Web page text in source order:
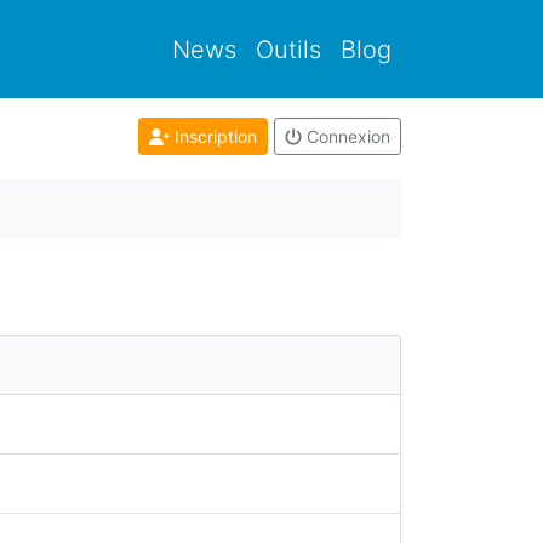
News Outils Blog
Inscription Connexion